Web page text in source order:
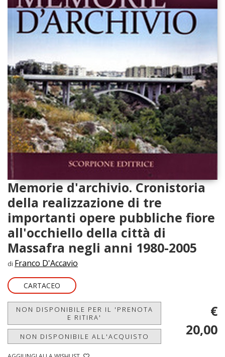
Memorie d'archivio. Cronistoria
della realizzazione di tre
importanti opere pubbliche fiore
all'occhiello della città di
Massafra negli anni 1980-2005
di Franco D'Accavio
CARTACEO
NON DISPONIBILE PER IL 'PRENOTA
E RITIRA'
NON DISPONIBILE ALL'ACQUISTO
€
20,00